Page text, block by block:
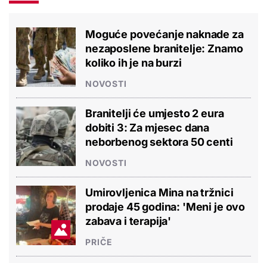
Moguće povećanje naknade za
nezaposlene branitelje: Znamo
koliko ih je na burzi
NOVOSTI
Branitelji će umjesto 2 eura
dobiti 3: Za mjesec dana
neborbenog sektora 50 centi
NOVOSTI
Umirovljenica Mina na tržnici
prodaje 45 godina: 'Meni je ovo
zabava i terapija'
PRIČE